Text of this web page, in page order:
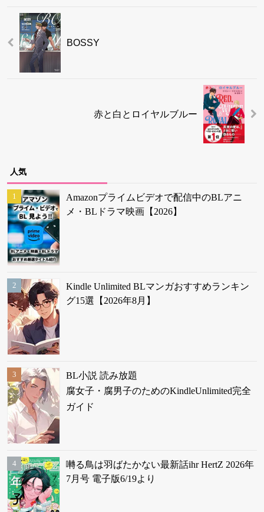
BOSSY
赤と白とロイヤルブルー
人気
Amazonプライムビデオで配信中のBLアニ
メ・BLドラマ映画【2026】
Kindle Unlimited BLマンガおすすめランキン
グ15選【2026年8月】
BL小説 読み放題
腐女子・腐男子のためのKindleUnlimited完全
ガイド
囀る鳥は羽ばたかない最新話ihr HertZ 2026年
7月号 電子版6/19より